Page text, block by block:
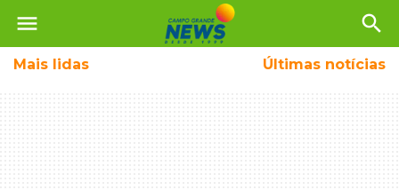
menu search
Mais lidas Últimas notícias